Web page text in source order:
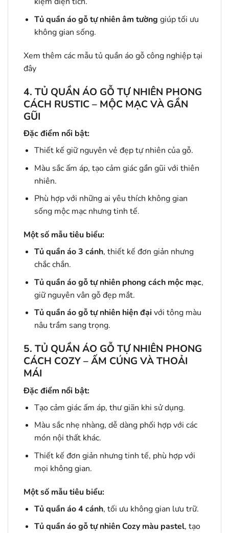
Tủ quần áo gỗ tự nhiên âm tường giúp tối ưu
không gian sống.
Xem thêm các mẫu tủ quần áo gỗ công nghiệptại
đây
4. TỦ QUẦN ÁO GỖ TỰ NHIÊN PHONG
CÁCH RUSTIC – MỘC MẠC VÀ GẦN
GŨI
Đặc điểm nổi bật:
Thiết kế giữ nguyên vẻ đẹp tự nhiên của gỗ.
Màu sắc ấm áp, tạo cảm giác gần gũi với thiên
nhiên.
Phù hợp với những ai yêu thích không gian
sống mộc mạc nhưng tinh tế.
Một số mẫu tiêu biểu:
Tủ quần áo 3 cánh, thiết kế đơn giản nhưng
chắc chắn.
Tủ quần áo gỗ tự nhiên phong cách mộc mạc,
giữ nguyên vân gỗ đẹp mắt.
Tủ quần áo gỗ tự nhiên hiện đạivới tông màu
nâu trầm sang trọng.
5. TỦ QUẦN ÁO GỖ TỰ NHIÊN PHONG
CÁCH COZY – ẤM CÚNG VÀ THOẢI
MÁI
Đặc điểm nổi bật:
Tạo cảm giác ấm áp, thư giãn khi sử dụng.
Màu sắc nhẹ nhàng, dễ dàng phối hợp với các
món nội thất khác.
Thiết kế đơn giản nhưng tinh tế, phù hợp với
mọi không gian.
Một số mẫu tiêu biểu:
Tủ quần áo 4 cánh, tối ưu không gian lưu trữ.
Tủ quần áo gỗ tự nhiên Cozy màu pastel, tạo